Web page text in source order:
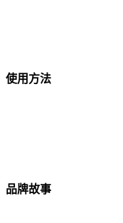
使用方法
品牌故事